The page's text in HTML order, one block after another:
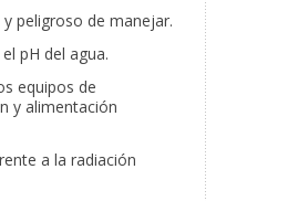
peligroso de manejar.
pH del agua.
equipos de
y alimentación
a la radiación